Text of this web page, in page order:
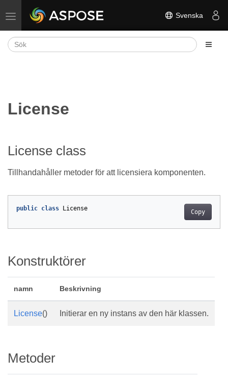
Växla navigering Svenska
License
License class
Tillhandahåller metoder för att licensiera komponenten.
Copy
public class License
Konstruktörer
namn Beskrivning
License() Initierar en ny instans av den här klassen.
Metoder